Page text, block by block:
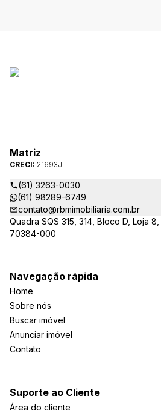
Matriz
CRECI: 21693J
(61) 3263-0030
(61) 98289-6749
contato@rbmimobiliaria.com.br
Quadra SQS 315, 314, Bloco D, Loja
70384-000
Navegação rápida
Home
Sobre nós
Buscar imóvel
Anunciar imóvel
Contato
Suporte ao Cliente
Área do cliente